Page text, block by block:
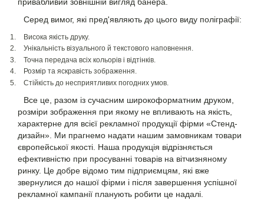
Серед вимог, які пред'являють до цього виду поліграфії:
Висока якість друку.
Унікальність візуального й текстового наповнення.
Точна передача всіх кольорів і відтінків.
Розмір та яскравість зображення.
Стійкість до несприятливих погодних умов.
Все це, разом із сучасним широкоформатним друком,
розміри зображення при якому не впливають на якість,
характерне для всієї рекламної продукції фірми «Стенд-
дизайн». Ми прагнемо надати нашим замовникам товари
європейської якості. Наша продукція відрізняється
ефективністю при просуванні товарів на вітчизняному
ринку. Це добре відомо тим підприємцям, які вже
звернулися до нашої фірми і після завершення успішної
рекламної кампанії планують робити це надалі.